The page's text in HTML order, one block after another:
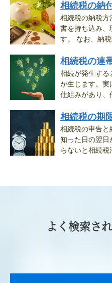
相続税の納
相続税の納税方
書を持ち込み、
す。 なお、納税
相続税の連
相続が発生する
が生じます。実
仕組みがあり、
相続税の期
相続税の申告と
知った日の翌日
らないと相続税
よく検索さ